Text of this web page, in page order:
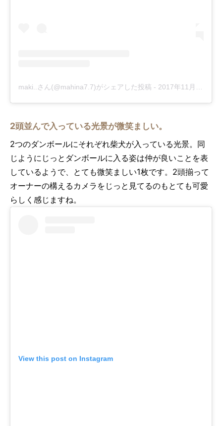
maki..さん(@mahina7.7)がシェアした投稿 - 2017年11月月23日午前12時16分PST
2頭並んで入っている光景が微笑ましい。
2つのダンボールにそれぞれ柴犬が入っている光景。同
じようにじっとダンボールに入る姿は仲が良いことを表
しているようで、とても微笑ましい1枚です。2頭揃って
オーナーの構えるカメラをじっと見てるのもとても可愛
らしく感じますね。
View this post on Instagram